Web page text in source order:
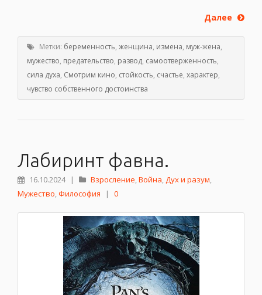
Далее
Метки: беременность, женщина, измена, муж-жена,
мужество, предательство, развод, самоотверженность,
сила духа, Смотрим кино, стойкость, счастье, характер,
чувство собственного достоинства
Лабиринт фавна.
16.10.2024 | Взросление,Война,Дух и разум,
Мужество,Философия | 0